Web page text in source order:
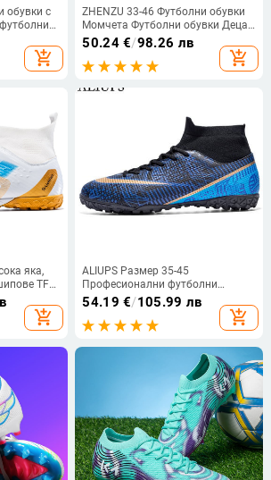
обувки с
TF
add_shopping_cart
ZHENZU 33-46 Футболни обувки
Момчета Футболни обувки Деца
Мъже Жени Футболни бутонки
Маратонки botas de futbol
Футболни обувки за момчета
50.24€/98.26 лв
add_shopping_cart
яка,
TF
за мъжеadd_shopping_cart
ALIUPS Размер 35-45
Професионални футболни
обувки Мъжки футболни обувки
Маратонки Бутони Детски
футболни обувки за футзал за
54.19 €/105.99 лв
add_shopping_cart